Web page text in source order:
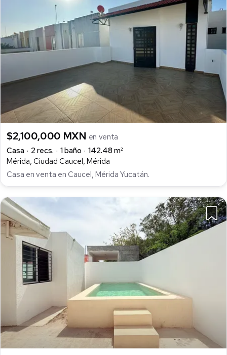
$2,100,000 MXN en venta
Casa
2 recs. 1 baño
142.48 m²
Mérida, Ciudad Caucel, Mérida
Casa en venta en Caucel, Mérida Yucatán.